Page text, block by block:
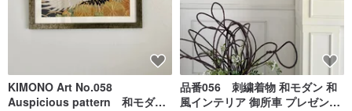
KIMONO Art No.058
Auspicious pattern 和モダン
品番056 刺繍着物 和モダン 和
風インテリア 御所車 プレゼント